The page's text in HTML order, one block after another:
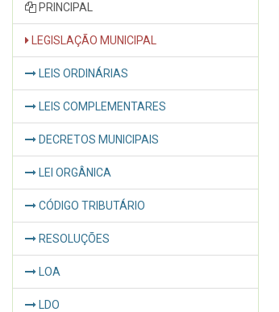
PRINCIPAL
LEGISLAÇÃO MUNICIPAL
LEIS ORDINÁRIAS
LEIS COMPLEMENTARES
DECRETOS MUNICIPAIS
LEI ORGÂNICA
CÓDIGO TRIBUTÁRIO
RESOLUÇÕES
LOA
LDO